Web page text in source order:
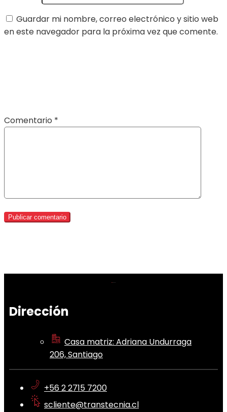
Guardar mi nombre, correo electrónico y sitio web
en este navegador para la próxima vez que comente.
Comentario *
Dirección
Casa matriz: Adriana Undurraga
206, Santiago
+56 2 2715 7200
scliente@transtecnia.cl